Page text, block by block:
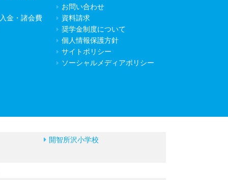
金・諸会費
お問い合わせ
資料請求
奨学金制度について
個人情報保護方針
サイトポリシー
ソーシャルメディアポリシー
開智所沢小学校